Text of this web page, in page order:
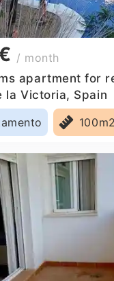
/ month
apartment for
la Victoria, Spain
100m2